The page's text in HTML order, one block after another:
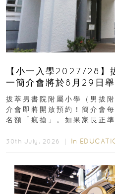
【小一入學2027/28】
一簡介會將於8月29日
｜更設有網上重溫
拔萃男書院附屬小學（男拔
介會即將開放預約！簡介會
名額「瘋搶」。如果家長正
30th July, 2026 ｜ In